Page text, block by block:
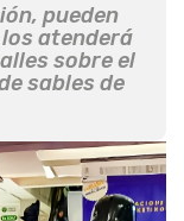
pueden
atenderá
sobre el
sables de